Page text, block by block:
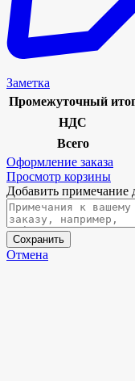
Заметка
Промежуточный
НДС
Всего
Оформление заказа
Просмотр корзины
Добавить примечание
Сохранить
Отмена